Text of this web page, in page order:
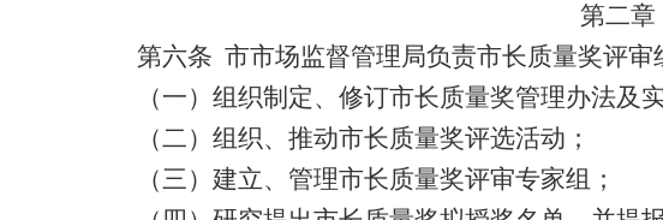
第二章
第六条 市市场监督管理局负责市长质量奖评审
（一） 组织制定、修订市长质量奖管理办法及
（二） 组织、推动市长质量奖评选活动；
（三）建立、 管理市长质量奖评审专家组 ；